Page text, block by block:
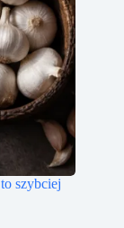
szybciej